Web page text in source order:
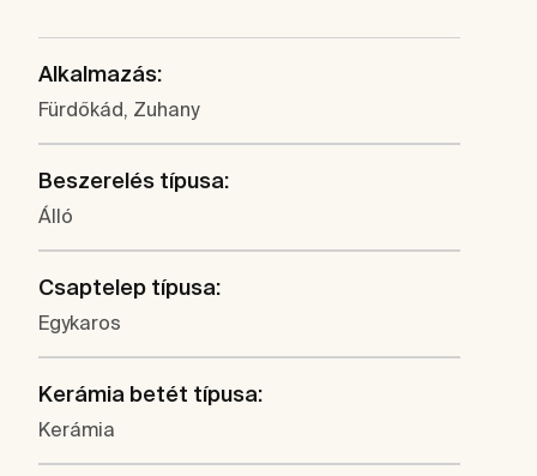
Alkalmazás:
Fürdőkád, Zuhany
Beszerelés típusa:
Álló
Csaptelep típusa:
Egykaros
Kerámia betét típusa:
Kerámia